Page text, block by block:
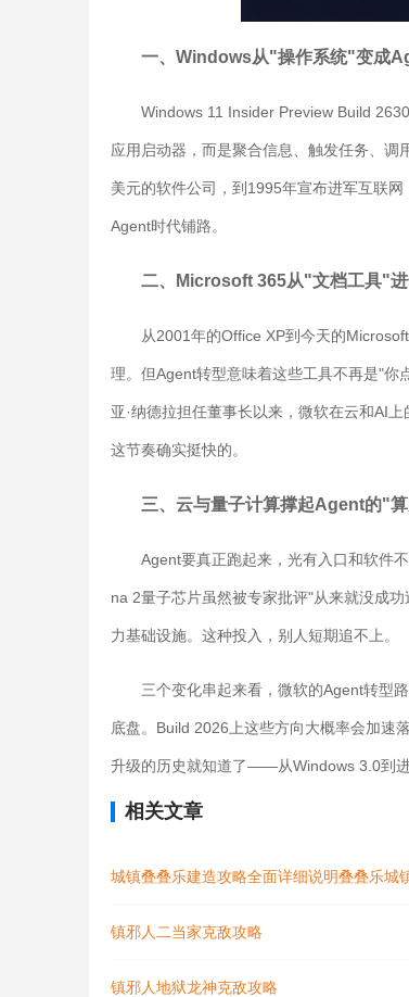
一、Windows从"操作系统"变成
Windows 11 Insider Preview Build
应用启动器，而是聚合信息、触发任务、
美元的软件公司，到1995年宣布进军互联
Agent时代铺路。
二、Microsoft 365从"文档工具"
从2001年的Office XP到今天的
理。但Agent转型意味着这些工具不再是"你
亚·纳德拉担任董事长以来，微软在云和AI
这节奏确实挺快的。
三、云与量子计算撑起Agent的"
Agent要真正跑起来，光有入口和软件
na 2量子芯片虽然被专家批评"从来就没成
力基础设施。这种投入，别人短期追不上。
三个变化串起来看，微软的Agent转型
底盘。Build 2026上这些方向大概率会加速
升级的历史就知道了——从Windows 3.0到
相关文章
城镇叠叠乐建造攻略全面详细说明叠叠乐城
镇邪人二当家克敌攻略
镇邪人地狱龙神克敌攻略